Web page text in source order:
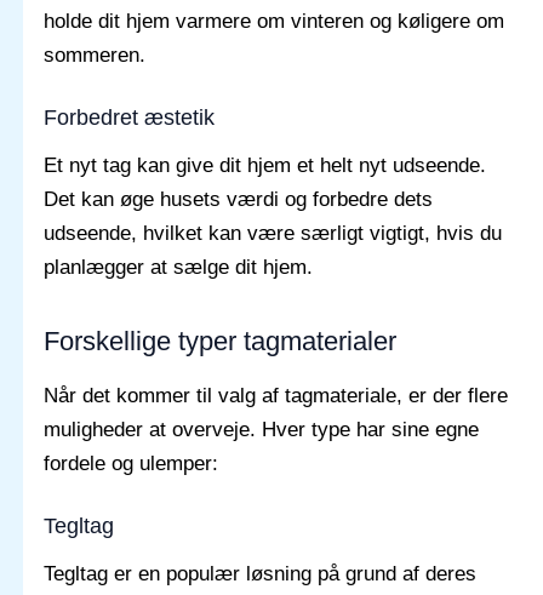
holde dit hjem varmere om vinteren og køligere om
sommeren.
Forbedret æstetik
Et nyt tag kan give dit hjem et helt nyt udseende.
Det kan øge husets værdi og forbedre dets
udseende, hvilket kan være særligt vigtigt, hvis du
planlægger at sælge dit hjem.
Forskellige typer tagmaterialer
Når det kommer til valg af tagmateriale, er der flere
muligheder at overveje. Hver type har sine egne
fordele og ulemper:
Tegltag
Tegltag er en populær løsning på grund af deres